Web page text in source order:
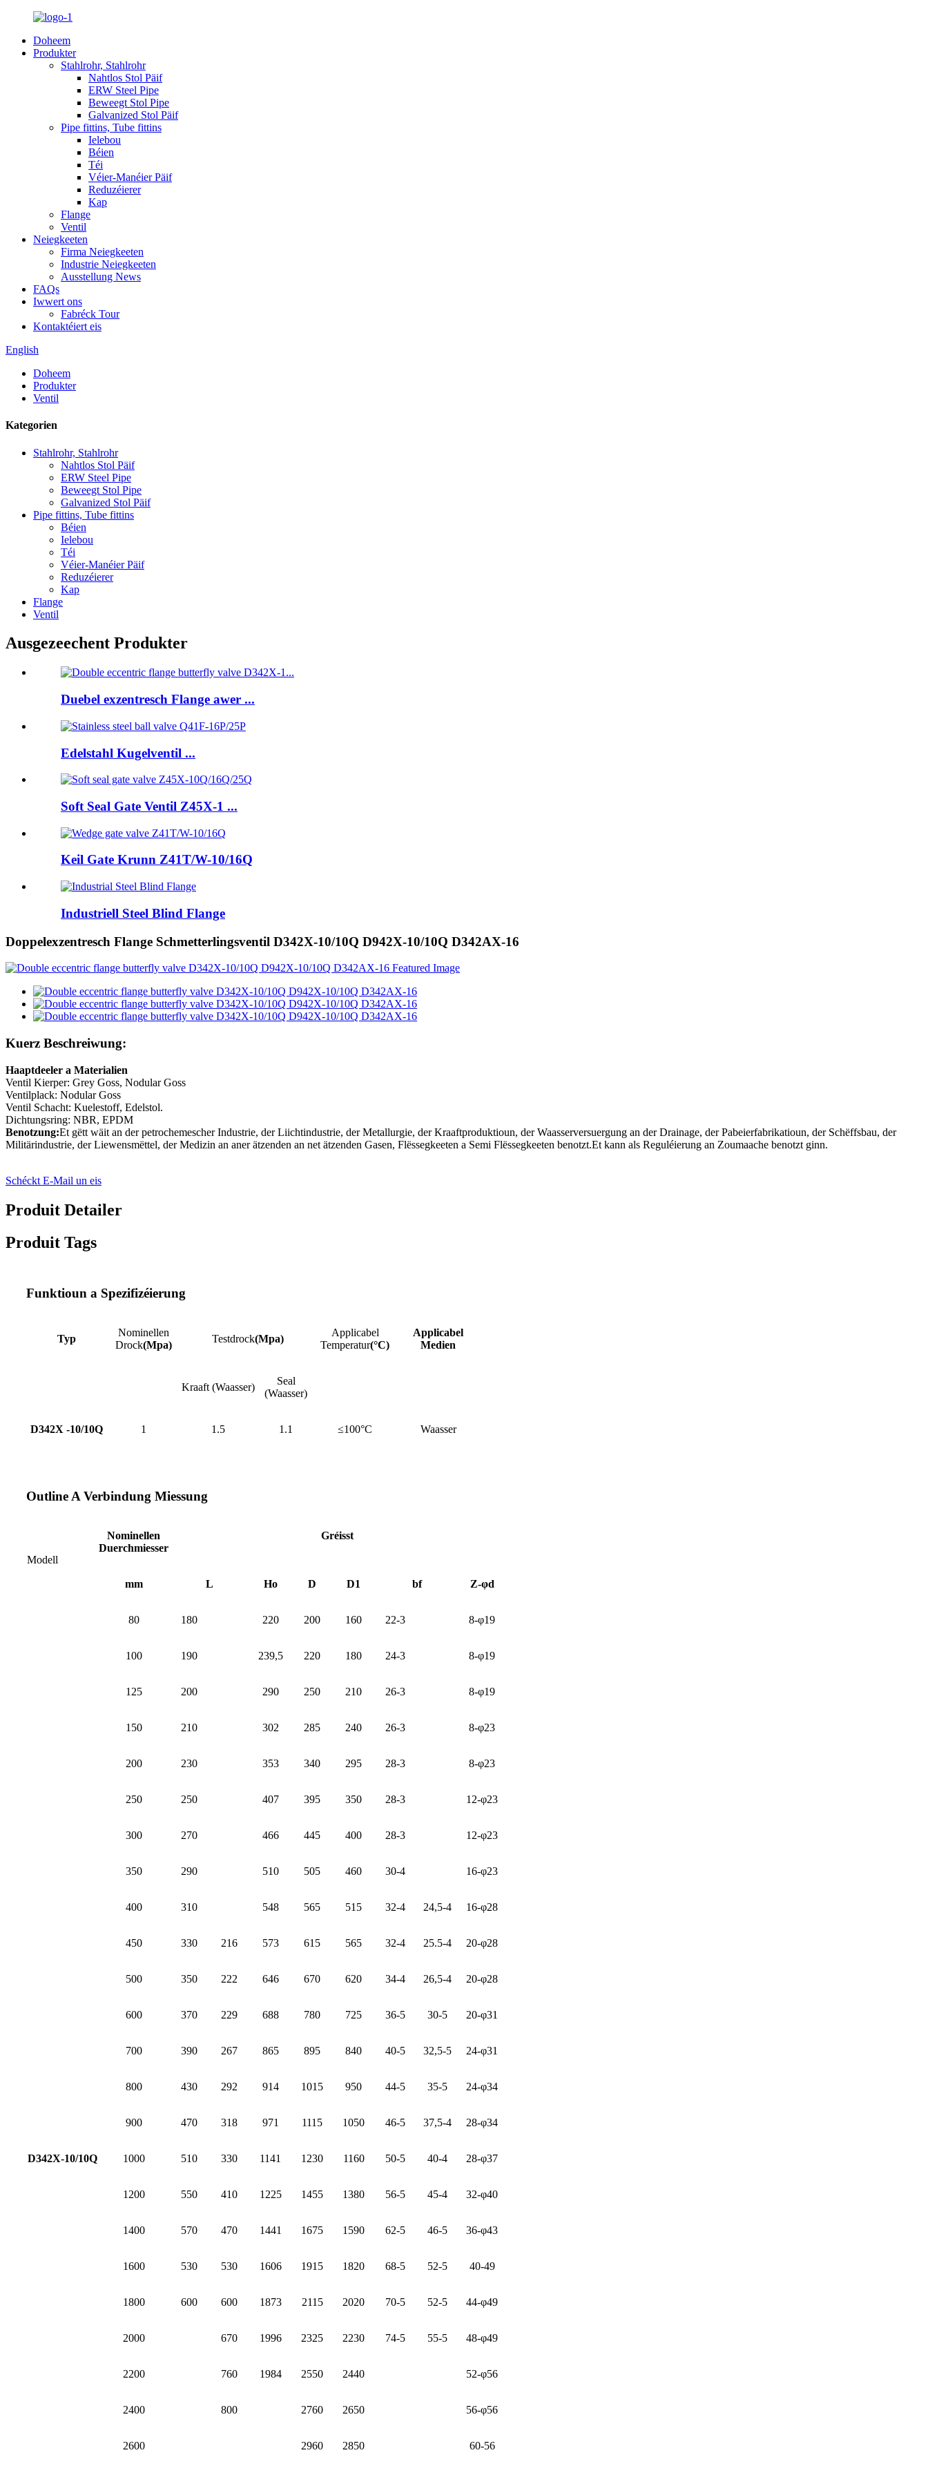
Doheem
Produkter
Stahlrohr, Stahlrohr
Nahtlos Stol Päif
ERW Steel Pipe
Beweegt Stol Pipe
Galvanized Stol Päif
Pipe fittins, Tube fittins
Ielebou
Béien
Téi
Véier-Manéier Päif
Reduzéierer
Kap
Flange
Ventil
Neiegkeeten
Firma Neiegkeeten
Industrie Neiegkeeten
Ausstellung News
FAQs
Iwwert ons
Fabréck Tour
Kontaktéiert eis
English
Doheem
Produkter
Ventil
Kategorien
Stahlrohr, Stahlrohr
Nahtlos Stol Päif
ERW Steel Pipe
Beweegt Stol Pipe
Galvanized Stol Päif
Pipe fittins, Tube fittins
Béien
Ielebou
Téi
Véier-Manéier Päif
Reduzéierer
Kap
Flange
Ventil
Ausgezeechent Produkter
Duebel exzentresch Flange awer ...
Edelstahl Kugelventil ...
Soft Seal Gate Ventil Z45X-1 ...
Keil Gate Krunn Z41T/W-10/16Q
Industriell Steel Blind Flange
Doppelexzentresch Flange Schmetterlingsventil D342X-10/10Q D942X-10/10Q D342AX-16
Kuerz Beschreiwung:
Haaptdeeler a Materialien
Ventil Kierper: Grey Goss, Nodular Goss
Ventilplack: Nodular Goss
Ventil Schacht: Kuelestoff, Edelstol.
Dichtungsring: NBR, EPDM
Benotzung:Et gëtt wäit an der petrochemescher Industrie, der Liichtindustrie, der Metallurgie, der Kraaftproduktioun, der Waasserversuergung an der Drainage, der Pabeierfabrikatioun, der Schëffsbau, der
Militärindustrie, der Liewensmëttel, der Medizin an aner ätzenden an net ätzenden Gasen, Flëssegkeeten a Semi Flëssegkeeten benotzt.Et kann als Reguléierung an Zoumaache benotzt ginn.
Schéckt E-Mail un eis
Produit Detailer
Produit Tags
Funktioun a Spezifizéierung
Typ
Nominellen
Drock(Mpa)
Testdrock(Mpa)
Applicabel
Temperatur(°C)
Applicabel
Medien
Kraaft (Waasser)
Seal
(Waasser)
D342X -10/10Q 1 1.5 1.1 ≤100°C Waasser
Outline A Verbindung Miessung
Modell
Nominellen
Duerchmiesser
Gréisst
mm L Ho D D1 bf Z-φd
D342X-10/10Q
80 180 220 200 160 22-3 8-φ19
100 190 239,5 220 180 24-3 8-φ19
125 200 290 250 210 26-3 8-φ19
150 210 302 285 240 26-3 8-φ23
200 230 353 340 295 28-3 8-φ23
250 250 407 395 350 28-3 12-φ23
300 270 466 445 400 28-3 12-φ23
350 290 510 505 460 30-4 16-φ23
400 310 548 565 515 32-4 24,5-4 16-φ28
450 330 216 573 615 565 32-4 25.5-4 20-φ28
500 350 222 646 670 620 34-4 26,5-4 20-φ28
600 370 229 688 780 725 36-5 30-5 20-φ31
700 390 267 865 895 840 40-5 32,5-5 24-φ31
800 430 292 914 1015 950 44-5 35-5 24-φ34
900 470 318 971 1115 1050 46-5 37,5-4 28-φ34
1000 510 330 1141 1230 1160 50-5 40-4 28-φ37
1200 550 410 1225 1455 1380 56-5 45-4 32-φ40
1400 570 470 1441 1675 1590 62-5 46-5 36-φ43
1600 530 530 1606 1915 1820 68-5 52-5 40-49
1800 600 600 1873 2115 2020 70-5 52-5 44-φ49
2000 670 1996 2325 2230 74-5 55-5 48-φ49
2200 760 1984 2550 2440 52-φ56
2400 800 2760 2650 56-φ56
2600 2960 2850 60-56